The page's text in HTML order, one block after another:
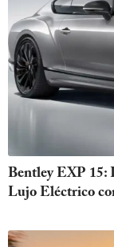
Bentley EXP 15:
Lujo Eléctrico